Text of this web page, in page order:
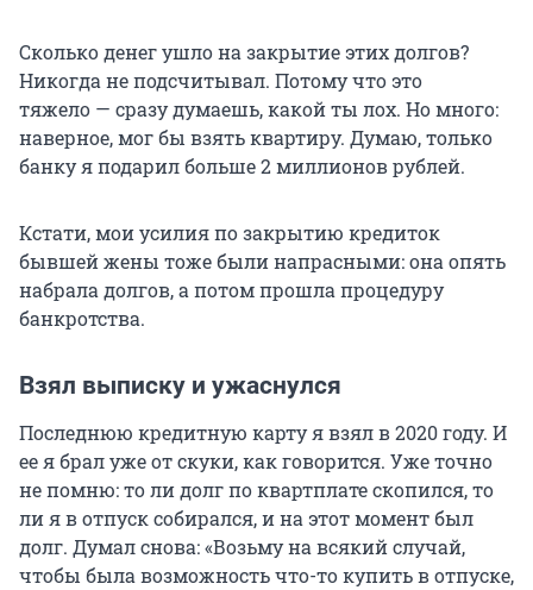
Сколько денег ушло на закрытие этих долгов?
Никогда не подсчитывал. Потому что это
тяжело — сразу думаешь, какой ты лох. Но много:
наверное, мог бы взять квартиру. Думаю, только
банку я подарил больше 2 миллионов рублей.
Кстати, мои усилия по закрытию кредиток
бывшей жены тоже были напрасными: она опять
набрала долгов, а потом прошла процедуру
банкротства.
Взял выписку и ужаснулся
Последнюю кредитную карту я взял в 2020 году. И
ее я брал уже от скуки, как говорится. Уже точно
не помню: то ли долг по квартплате скопился, то
ли я в отпуск собирался, и на этот момент был
долг. Думал снова: «Возьму на всякий случай,
чтобы была возможность что-то купить в отпуске,